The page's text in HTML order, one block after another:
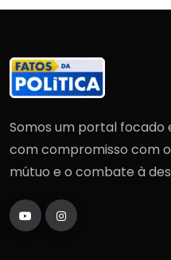
Somos um portal focado
com compromisso com
mútuo e o combate à